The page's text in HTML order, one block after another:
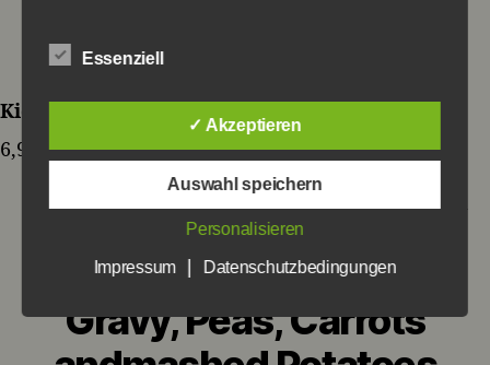
Kid‘s Schnitzel with French Fries
6,90 €
Fresh Bratwurst with
Gravy, Peas, Carrots
Essenziell
✓ Akzeptieren
Auswahl speichern
Personalisieren
Impressum | Datenschutzbedingungen